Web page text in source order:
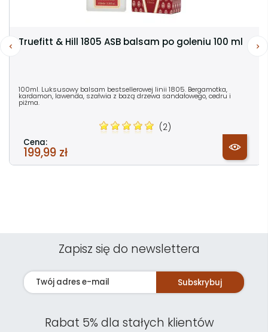
Truefitt & Hill 1805 ASB balsam po goleniu 100 ml
100ml. Luksusowy balsam bestsellerowej linii 1805. Bergamotka,
kardamon, lawenda, szałwia z bazą drzewa sandałowego, cedru i
piżma.
(2)
Cena:
199,99 zł
Zapisz się do newslettera
Subskrybuj
Rabat 5% dla stałych klientów